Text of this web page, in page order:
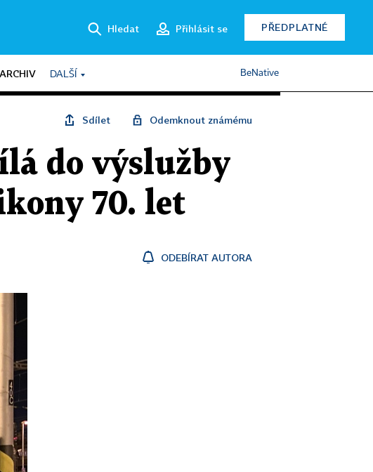
Hledat Přihlásit se PŘEDPLATNÉ
ARCHIV DALŠÍ BeNative
Sdílet Odemknout známému
do výslužby
70. let
ODEBÍRAT AUTORA